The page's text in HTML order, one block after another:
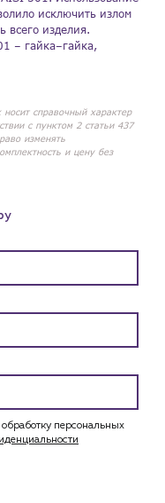
исключить излом
всего изделия.
– гайка–гайка,
справочный характер
с пунктом 2 статьи 437
изменять
и цену без
персональных